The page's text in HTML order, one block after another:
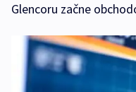
Glencoru začne